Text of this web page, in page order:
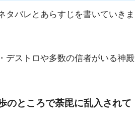
タバレとあらすじを書いていきま
デストロや多数の信者がいる神殿
のところで荼毘に乱入されて